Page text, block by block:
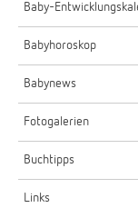
Baby-
Babyhoroskop
Babynews
Fotogalerien
Buchtipps
Links